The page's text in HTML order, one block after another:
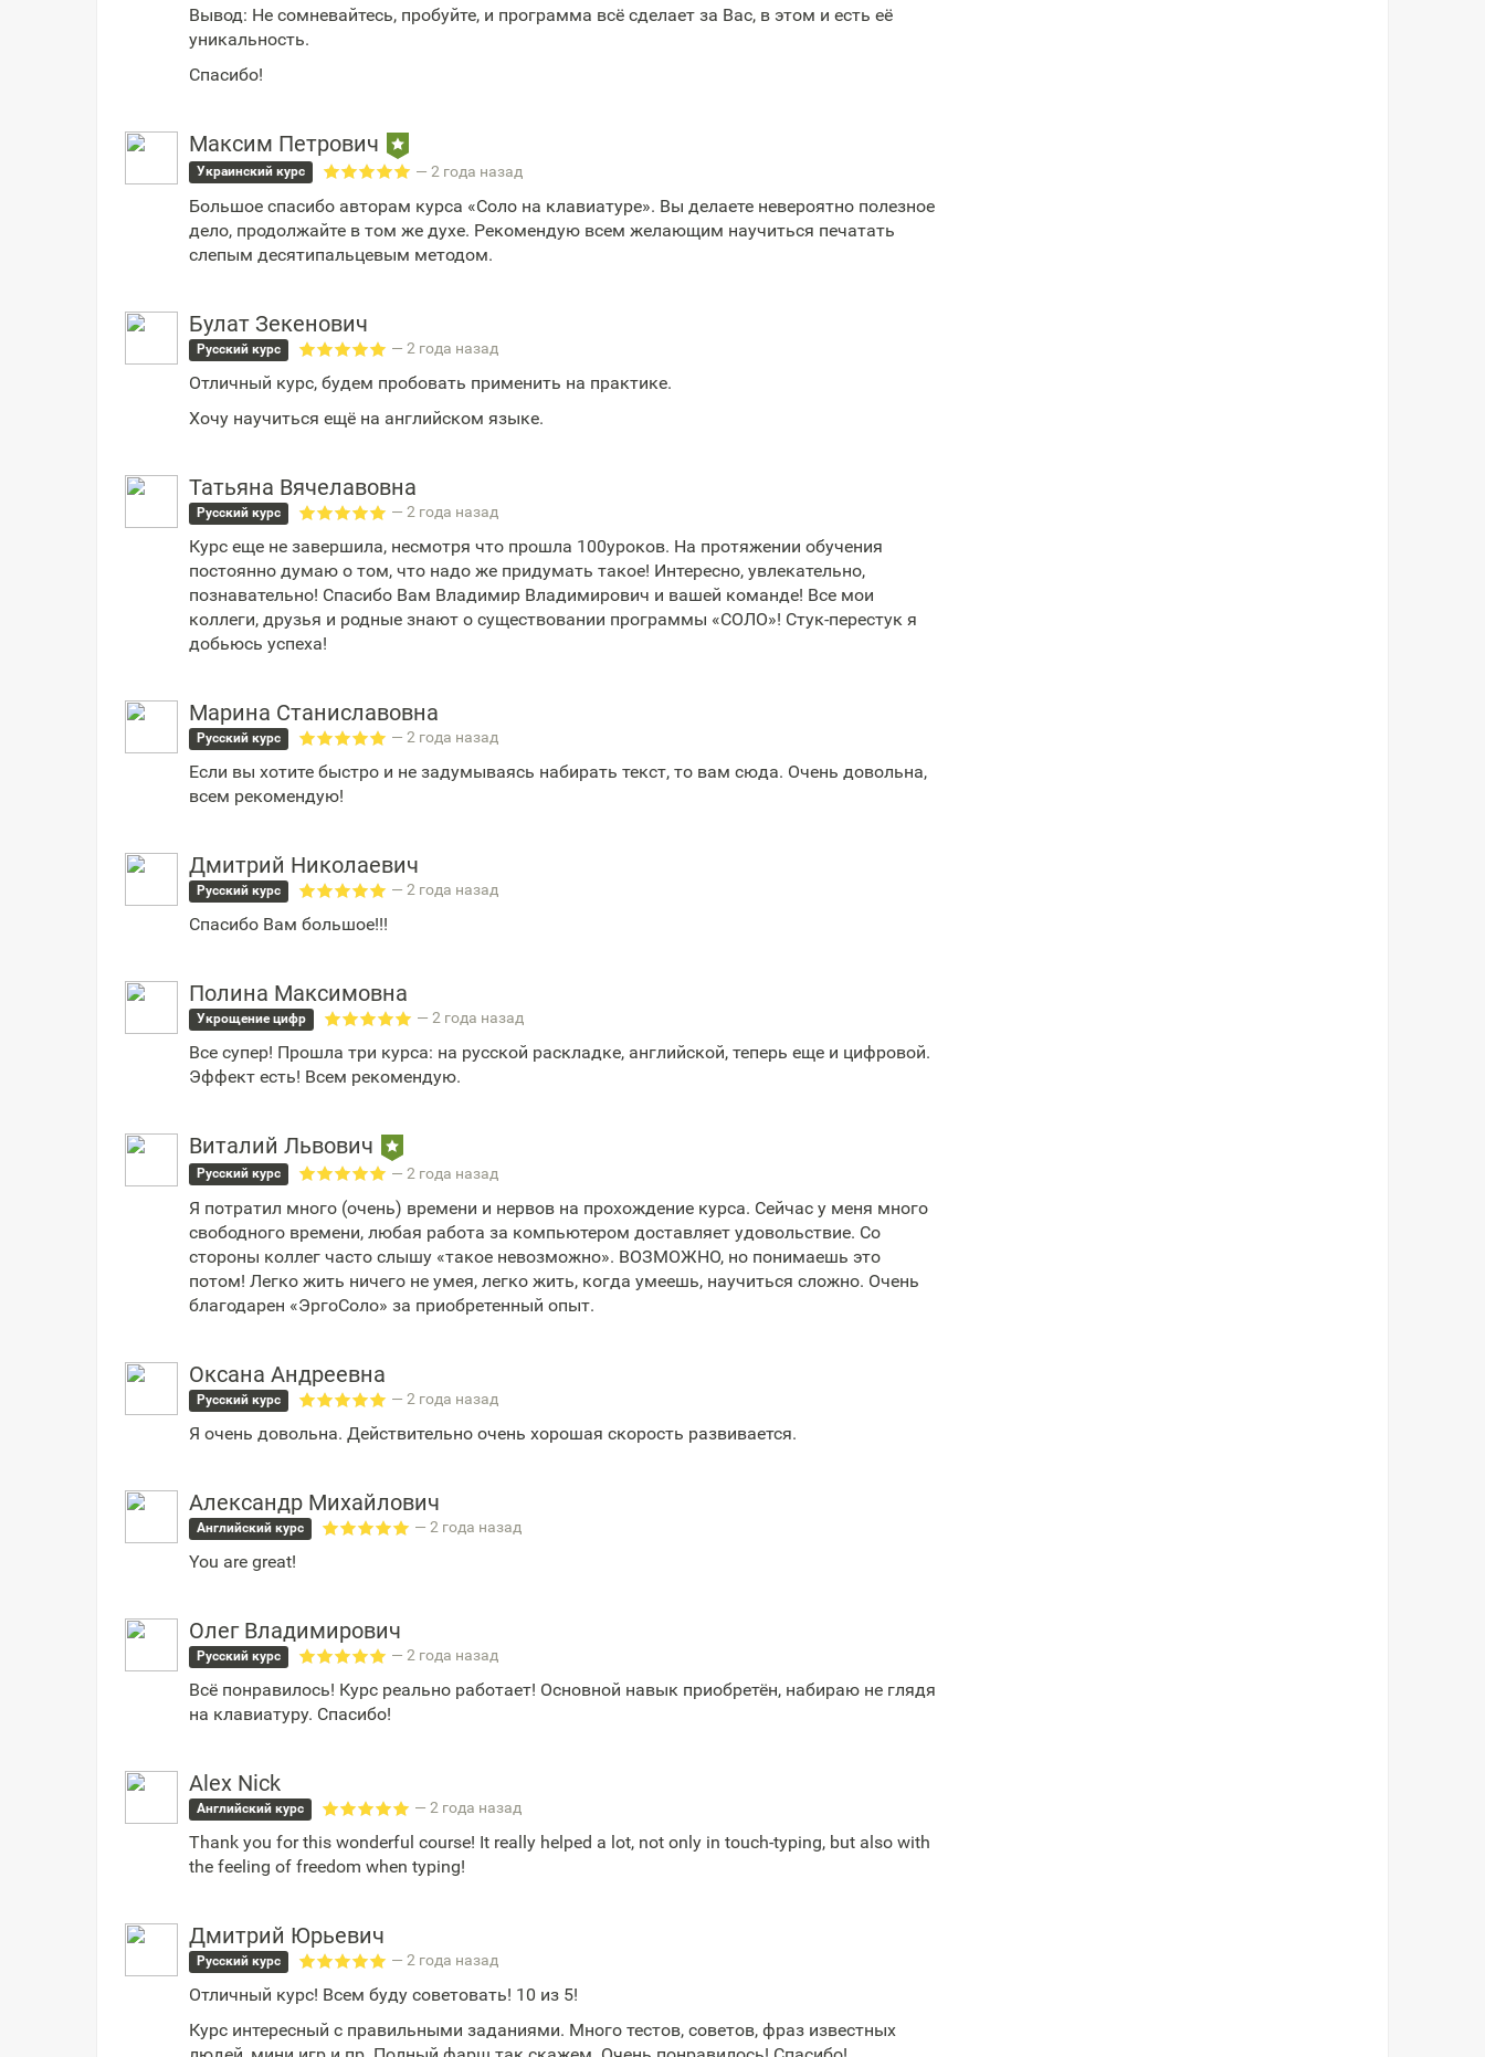
Вывод: Не сомневайтесь, пробуйте, и программа всё сделает за Вас, в этом и есть её
уникальность.
Спасибо!
Максим Петрович
Украинский курс — 2 года назад
Большое спасибо авторам курса «Соло на клавиатуре». Вы делаете невероятно полезное
дело, продолжайте в том же духе. Рекомендую всем желающим научиться печатать
слепым десятипальцевым методом.
Булат Зекенович
Русский курс — 2 года назад
Отличный курс, будем пробовать применить на практике.
Хочу научиться ещё на английском языке.
Татьяна Вячелавовна
Русский курс — 2 года назад
Курс еще не завершила, несмотря что прошла 100уроков. На протяжении обучения
постоянно думаю о том, что надо же придумать такое! Интересно, увлекательно,
познавательно! Спасибо Вам Владимир Владимирович и вашей команде! Все мои
коллеги, друзья и родные знают о существовании программы «СОЛО»! Стук-перестук я
добьюсь успеха!
Марина Станиславовна
Русский курс — 2 года назад
Если вы хотите быстро и не задумываясь набирать текст, то вам сюда. Очень довольна,
всем рекомендую!
Дмитрий Николаевич
Русский курс — 2 года назад
Спасибо Вам большое!!!
Полина Максимовна
Укрощение цифр — 2 года назад
Все супер! Прошла три курса: на русской раскладке, английской, теперь еще и цифровой.
Эффект есть! Всем рекомендую.
Виталий Львович
Русский курс — 2 года назад
Я потратил много (очень) времени и нервов на прохождение курса. Сейчас у меня много
свободного времени, любая работа за компьютером доставляет удовольствие. Со
стороны коллег часто слышу «такое невозможно». ВОЗМОЖНО, но понимаешь это
потом! Легко жить ничего не умея, легко жить, когда умеешь, научиться сложно. Очень
благодарен «ЭргоСоло» за приобретенный опыт.
Оксана Андреевна
Русский курс — 2 года назад
Я очень довольна. Действительно очень хорошая скорость развивается.
Александр Михайлович
Английский курс — 2 года назад
You are great!
Олег Владимирович
Русский курс — 2 года назад
Всё понравилось! Курс реально работает! Основной навык приобретён, набираю не глядя
на клавиатуру. Спасибо!
Alex Nick
Английский курс — 2 года назад
Thank you for this wonderful course! It really helped a lot, not only in touch-typing, but also with
the feeling of freedom when typing!
Дмитрий Юрьевич
Русский курс — 2 года назад
Отличный курс! Всем буду советовать! 10 из 5!
Курс интересный с правильными заданиями. Много тестов, советов, фраз известных